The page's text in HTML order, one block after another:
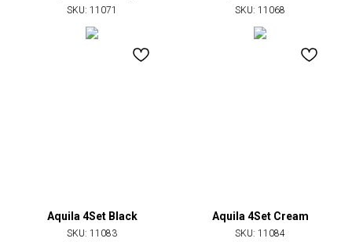
SKU: 11071 SKU: 11068
Aquila 4Set Black
SKU: 11083
Aquila 4Set Cream
SKU: 11084